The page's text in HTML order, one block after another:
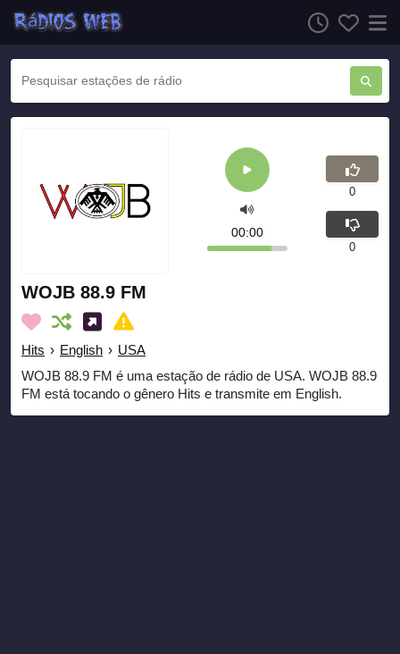
WOJB 88.9 FM
Hits › English › USA
WOJB 88.9 FM é uma estação de rádio de USA. WOJB 88.9
FM está tocando o gênero Hits e transmite em English.
00:00
0
0